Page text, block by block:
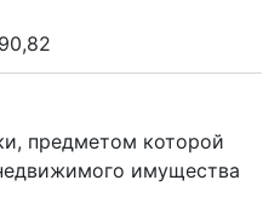
предметом которой
имущества